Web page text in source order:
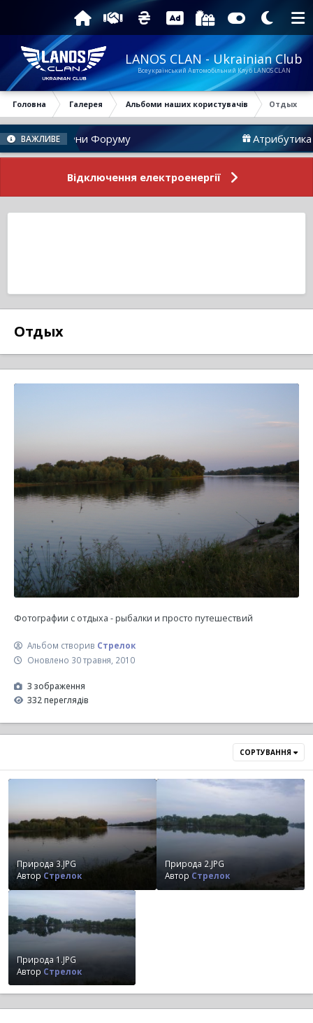
LANOS CLAN - Ukrainian Club
Всеукраїнський Автомобільний Клуб LANOS CLAN
Головна Галерея Альбоми наших користувачів Отдых
ВАЖЛИВЕ
Новини Форуму Атрибутика
Відключення електроенергії
Отдых
Фотографии с отдыха - рыбалки и просто путешествий
Альбом створив Стрелок
Оновлено 30 травня, 2010
3 зображення
332 переглядів
СОРТУВАННЯ
Природа 3.JPG
АвторСтрелок
Природа 2.JPG
Автор Стрелок
Природа 1.JPG
Автор Стрелок